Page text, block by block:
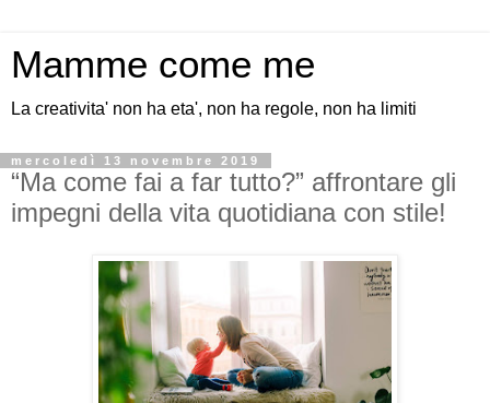
Mamme come me
La creativita' non ha eta', non ha regole, non ha limiti
mercoledì 13 novembre 2019
“Ma come fai a far tutto?” affrontare gli
impegni della vita quotidiana con stile!